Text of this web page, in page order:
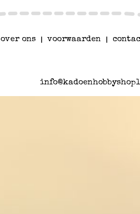
over ons voorwaarden